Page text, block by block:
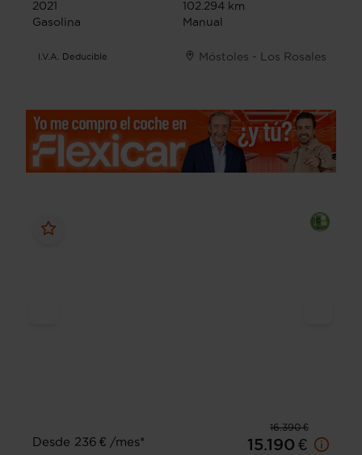
2021
102.294 km
Gasolina
Manual
I.V.A. Deducible Móstoles - Los Rosales
16.390 €
Desde 236 € /mes*
15.190 €